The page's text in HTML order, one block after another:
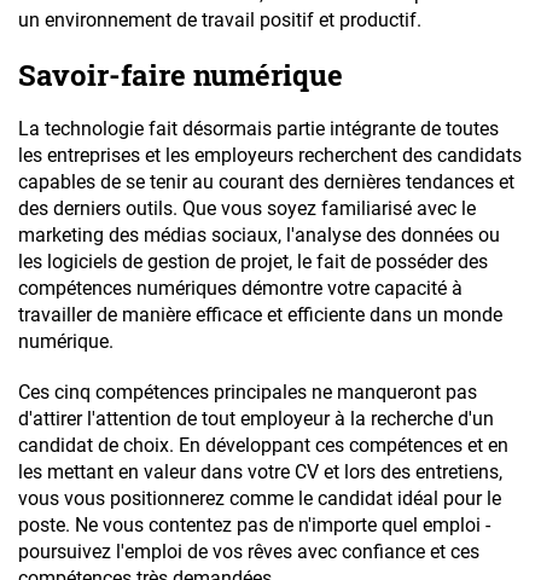
un environnement de travail positif et productif.
Savoir-faire numérique
La technologie fait désormais partie intégrante de toutes
les entreprises et les employeurs recherchent des candidats
capables de se tenir au courant des dernières tendances et
des derniers outils. Que vous soyez familiarisé avec le
marketing des médias sociaux, l'analyse des données ou
les logiciels de gestion de projet, le fait de posséder des
compétences numériques démontre votre capacité à
travailler de manière efficace et efficiente dans un monde
numérique.
Ces cinq compétences principales ne manqueront pas
d'attirer l'attention de tout employeur à la recherche d'un
candidat de choix. En développant ces compétences et en
les mettant en valeur dans votre CV et lors des entretiens,
vous vous positionnerez comme le candidat idéal pour le
poste. Ne vous contentez pas de n'importe quel emploi -
poursuivez l'emploi de vos rêves avec confiance et ces